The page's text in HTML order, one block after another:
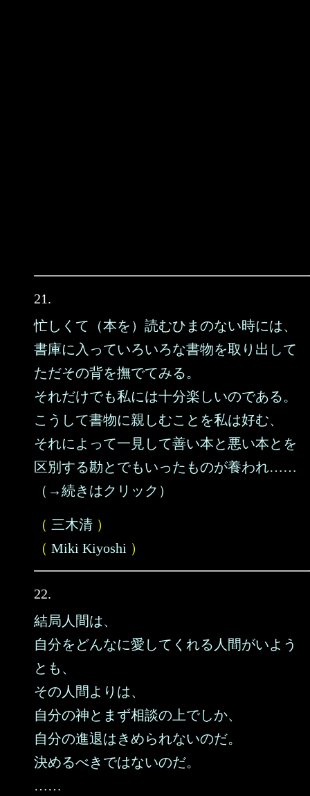
21.
忙しくて（本を）読むひまのない時には、
書庫に入っていろいろな書物を取り出して
ただその背を撫でてみる。
それだけでも私には十分楽しいのである。
こうして書物に親しむことを私は好む、
それによって一見して善い本と悪い本とを
区別する勘とでもいったものが養われ……
（→続きはクリック）
（ 三木清 ）
（ Miki Kiyoshi ）
22.
結局人間は、
自分をどんなに愛してくれる人間がいよう
とも、
その人間よりは、
自分の神とまず相談の上でしか、
自分の進退はきめられないのだ。
決めるべきではないのだ。
……